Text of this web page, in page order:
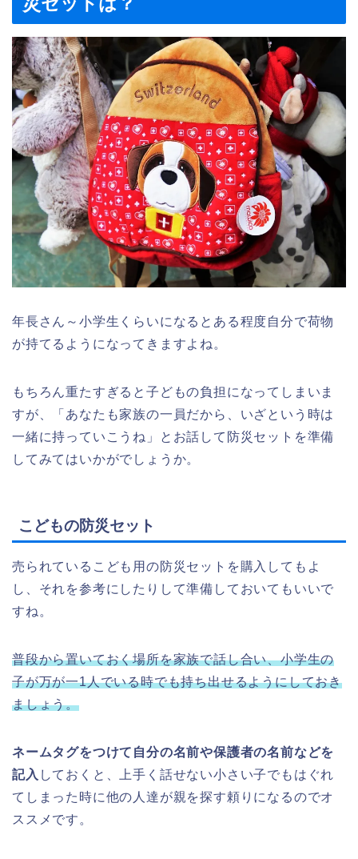
年長さん～小学生くらいになるとある程度自分で荷物
が持てるようになってきますよね。
もちろん重たすぎると子どもの負担になってしまいま
すが、「あなたも家族の一員だから、いざという時は
一緒に持っていこうね」とお話して防災セットを準備
してみてはいかがでしょうか。
こどもの防災セット
売られているこども用の防災セットを購入してもよ
し、それを参考にしたりして準備しておいてもいいで
すね。
普段から置いておく場所を家族で話し合い、小学生の
子が万が一1人でいる時でも持ち出せるようにしておき
ましょう。
ネームタグをつけて自分の名前や保護者の名前などを
記入 しておくと、上手く話せない小さい子でもはぐれ
てしまった時に他の人達が親を探す頼りになるのでオ
ススメです。